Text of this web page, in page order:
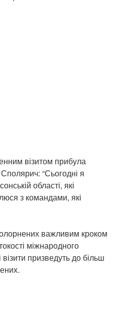
візитом прибула
“Сьогодні я
області, які
з командами, які
важливим кроком
міжнародного
призведуть до більш